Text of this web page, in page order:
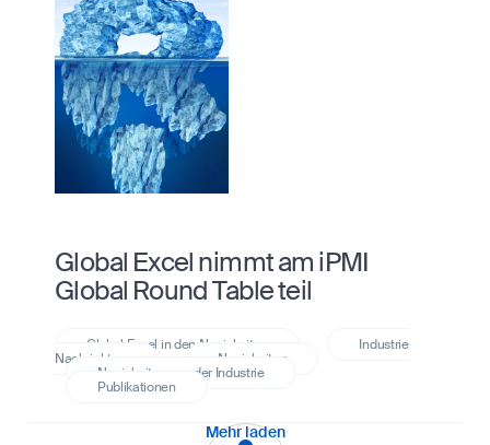
Global Excel nimmt am iPMI
Global Round Table teil
Mehr laden